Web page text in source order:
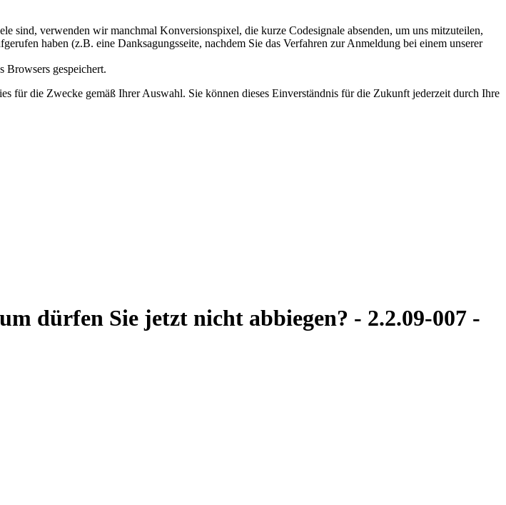
sind, verwenden wir manchmal Konversionspixel, die kurze Codesignale absenden, um uns mitzuteilen,
haben (z.B. eine Danksagungsseite, nachdem Sie das Verfahren zur Anmeldung bei einem unserer
Browsers gespeichert.
für die Zwecke gemäß Ihrer Auswahl. Sie können dieses Einverständnis für die Zukunft jederzeit durch Ihre
dürfen Sie jetzt nicht abbiegen? - 2.2.09-007 -